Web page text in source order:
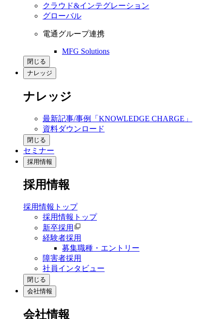
クラウド&インテグレーション
グローバル
電通グループ連携
MFG Solutions
閉じる
ナレッジ
ナレッジ
最新記事/事例「KNOWLEDGE CHARGE」
資料ダウンロード
閉じる
セミナー
採用情報
採用情報
採用情報トップ
採用情報トップ
新卒採用
経験者採用
募集職種・エントリー
障害者採用
社員インタビュー
閉じる
会社情報
会社情報